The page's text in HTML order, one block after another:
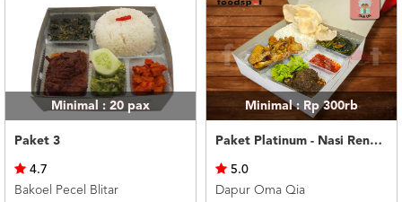
Minimal : 20 pax
Paket 3
4.7
Bakoel Pecel Blitar
Minimal : Rp 300rb
Paket Platinum - Nasi Rendang
5.0
Dapur Oma Qia